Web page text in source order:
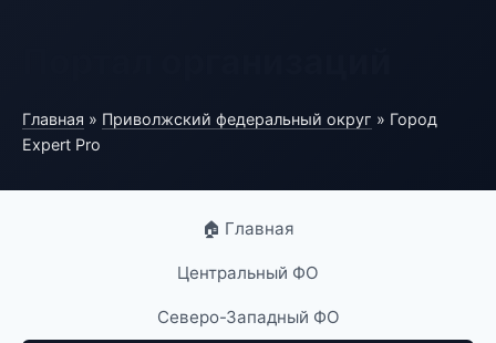
Главная » Приволжский федеральный округ » Город
Expert Pro
🏠 Главная
Центральный ФО
Северо-Западный ФО